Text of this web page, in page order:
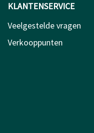
KLANTENSERVICE
Veelgestelde vragen
Verkooppunten